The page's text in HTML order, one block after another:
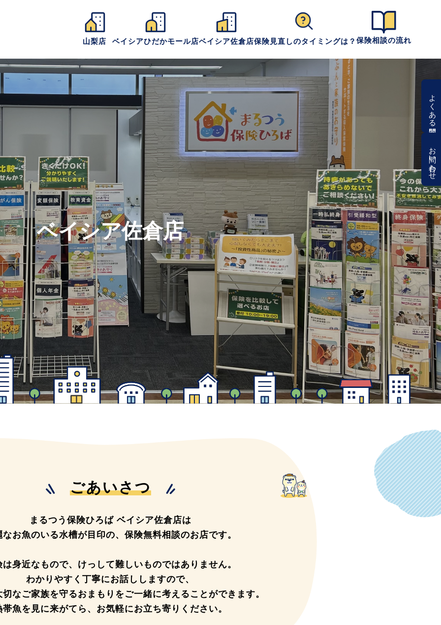
山梨店 ベイシアひだかモール店ベイシア佐倉店保険見直しのタイミングは？ 保険相談の流れ
よくある質問
お問い合わせ
ベイシア佐倉店
ごあいさつ
まるつう保険ひろば ベイシア佐倉店は
なお魚のいる水槽が目印の、 保険無料相談のお店です。
身近なもので、 けっして難しいものではありません。
わかりやすく丁寧にお話ししますので、
なご家族を守るおまもりを ご一緒に考えることができます。
帯魚を見に来がてら、 お気軽にお立ち寄りください。